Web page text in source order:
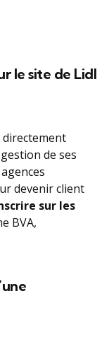
le site de Lidl
directement
de ses
devenir client
sur les
BVA,